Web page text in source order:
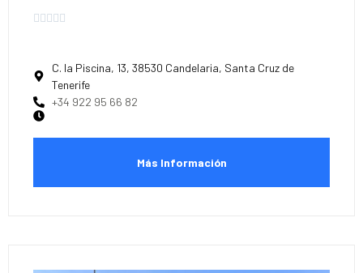
    
C. la Piscina, 13, 38530 Candelaria, Santa Cruz de
Tenerife
+34 922 95 66 82
Más Información